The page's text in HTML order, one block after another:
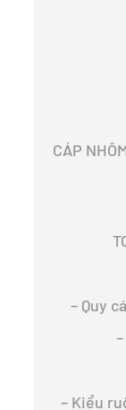
CÁP
– Quy
– Kiểu